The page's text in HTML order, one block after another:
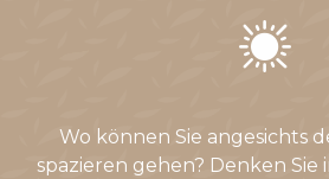
Wo können Sie angesichts
spazieren gehen? Denken Sie